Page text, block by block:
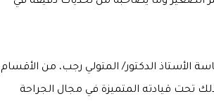
الأستاذ الدكتور/ المتولي رجب، من الأقسام
تحت قيادته المتميزة في مجال الجراحة